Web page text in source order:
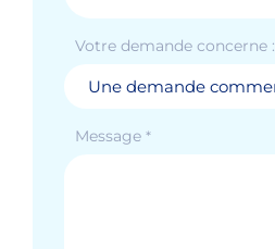
Votre demande concerne :
Message *